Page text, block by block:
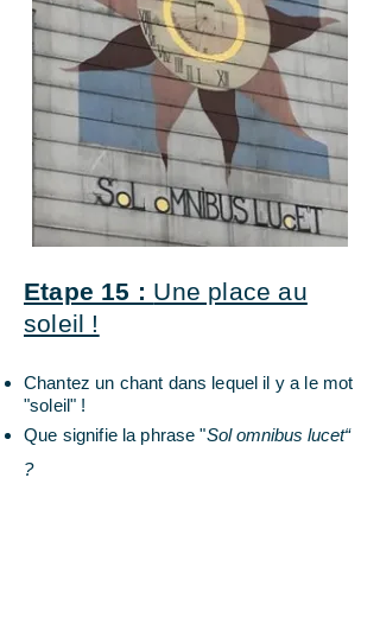
Etape 15 : Une place au
soleil !
Chantez un chant dans lequel il y a le mot
"soleil" !
Que signifie la phrase "Sol omnibus lucet“
?